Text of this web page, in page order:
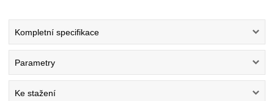
Kompletní specifikace
Parametry
Ke stažení